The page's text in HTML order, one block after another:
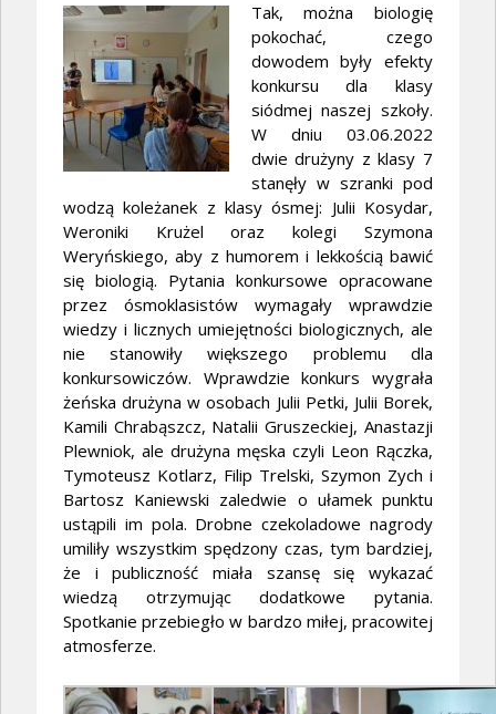
Tak, można biologię
pokochać, czego
dowodem były efekty
konkursu dla klasy
siódmej naszej szkoły.
W dniu 03.06.2022
dwie drużyny z klasy 7
stanęły w szranki pod
wodzą koleżanek z klasy ósmej: Julii Kosydar,
Weroniki Krużel oraz kolegi Szymona
Weryńskiego, aby z humorem i lekkością bawić
się biologią. Pytania konkursowe opracowane
przez ósmoklasistów wymagały wprawdzie
wiedzy i licznych umiejętności biologicznych, ale
nie stanowiły większego problemu dla
konkursowiczów. Wprawdzie konkurs wygrała
żeńska drużyna w osobach Julii Petki, Julii Borek,
Kamili Chrabąszcz, Natalii Gruszeckiej, Anastazji
Plewniok, ale drużyna męska czyli Leon Rączka,
Tymoteusz Kotlarz, Filip Trelski, Szymon Zych i
Bartosz Kaniewski zaledwie o ułamek punktu
ustąpili im pola. Drobne czekoladowe nagrody
umiliły wszystkim spędzony czas, tym bardziej,
że i publiczność miała szansę się wykazać
wiedzą otrzymując dodatkowe pytania.
Spotkanie przebiegło w bardzo miłej, pracowitej
atmosferze.